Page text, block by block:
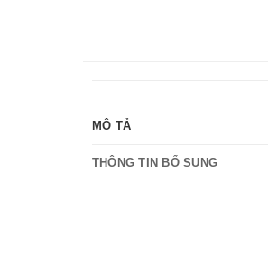
MÔ TẢ
THÔNG TIN BỔ SUNG